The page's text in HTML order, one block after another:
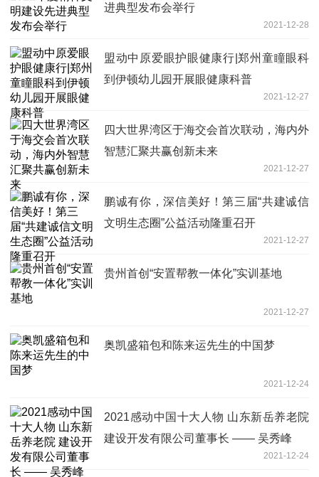
进典型发布会举行
2021-12-28
盟动中原爱眼护眼健康行|郑州童瞳眼科
到伊顿幼儿园开展眼健康科普
2021-12-27
四大世界湾区于海交会首次联动，海内外
智慧汇聚共赢创新未来
2021-12-27
鹏诚有你，深信美好！第三届“共建诚信
文明生态圈”公益活动隆重召开
2021-12-27
贵州首创“安置帮教一体化”实训基地
2021-12-27
奥凯盛箱包和陈来运先生的中国梦
2021-12-24
2021感动中国十大人物 山东新岳养老院
建设开发有限公司董事长 —— 吴秀峰
2021-12-24